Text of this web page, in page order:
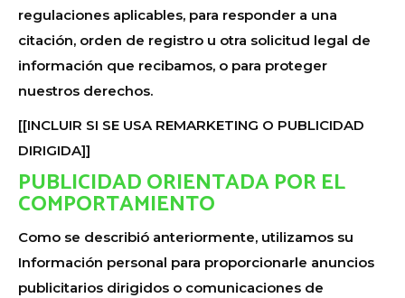
regulaciones aplicables, para responder a una
citación, orden de registro u otra solicitud legal de
información que recibamos, o para proteger
nuestros derechos.
[[INCLUIR SI SE USA REMARKETING O PUBLICIDAD
DIRIGIDA]]
PUBLICIDAD ORIENTADA POR EL
COMPORTAMIENTO
Como se describió anteriormente, utilizamos su
Información personal para proporcionarle anuncios
publicitarios dirigidos o comunicaciones de